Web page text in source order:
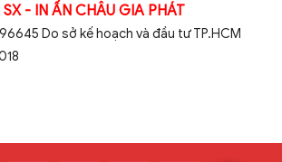
- IN ẤN CHÂU GIA PHÁT
Do sở kế hoạch và đầu tư TP.HCM